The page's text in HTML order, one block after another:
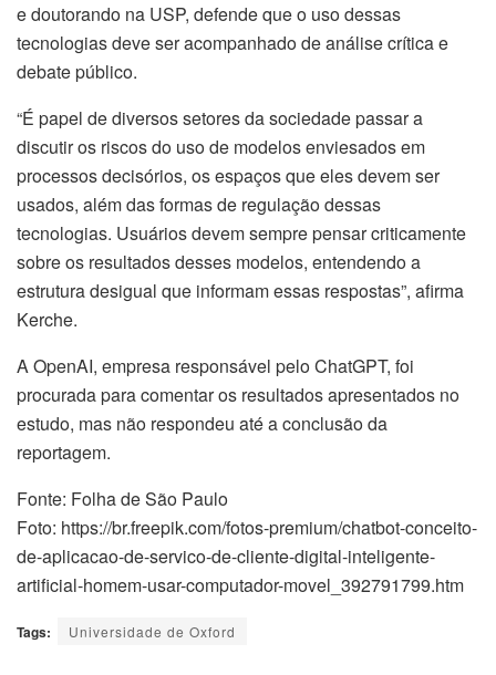
e doutorando na USP, defende que o uso dessas
tecnologias deve ser acompanhado de análise crítica e
debate público.
“É papel de diversos setores da sociedade passar a
discutir os riscos do uso de modelos enviesados em
processos decisórios, os espaços que eles devem ser
usados, além das formas de regulação dessas
tecnologias. Usuários devem sempre pensar criticamente
sobre os resultados desses modelos, entendendo a
estrutura desigual que informam essas respostas”, afirma
Kerche.
A OpenAI, empresa responsável pelo ChatGPT, foi
procurada para comentar os resultados apresentados no
estudo, mas não respondeu até a conclusão da
reportagem.
Fonte: Folha de São Paulo
Foto: https://br.freepik.com/fotos-premium/chatbot-conceito-
de-aplicacao-de-servico-de-cliente-digital-inteligente-
artificial-homem-usar-computador-movel_392791799.htm
Tags: Universidade de Oxford